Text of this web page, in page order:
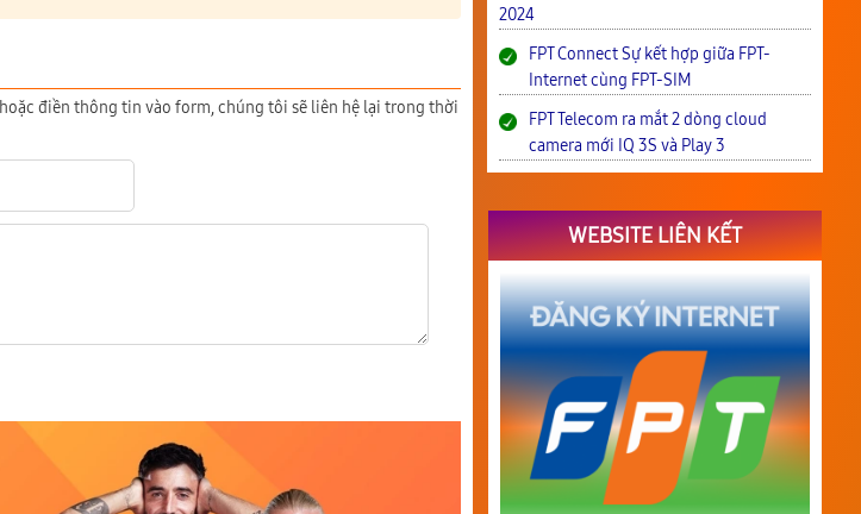
hoặc điền thông tin vào form, chúng tôi sẽ liên hệ lại trong thời
2024
FPT Connect Sự kết hợp giữa FPT-
Internet cùng FPT-SIM
FPT Telecom ra mắt 2 dòng cloud
camera mới IQ 3S và Play 3
WEBSITE LIÊN KẾT